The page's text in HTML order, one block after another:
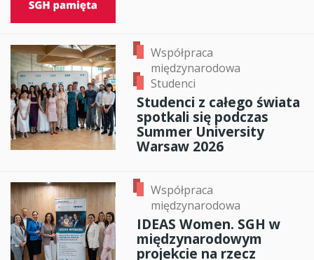
Współpraca
międzynarodowa
Studenci
Studenci z całego świata
spotkali się podczas
Summer University
Warsaw 2026
Współpraca
międzynarodowa
IDEAS Women. SGH w
międzynarodowym
projekcie na rzecz